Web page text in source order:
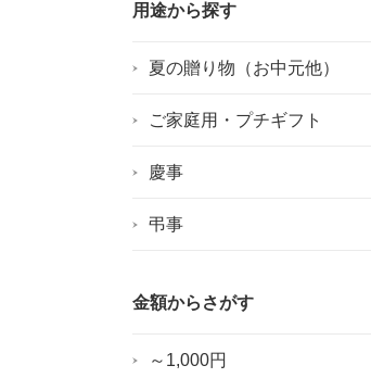
用途から探す
夏の贈り物（お中元他）
ご家庭用・プチギフト
慶事
弔事
金額からさがす
～1,000円